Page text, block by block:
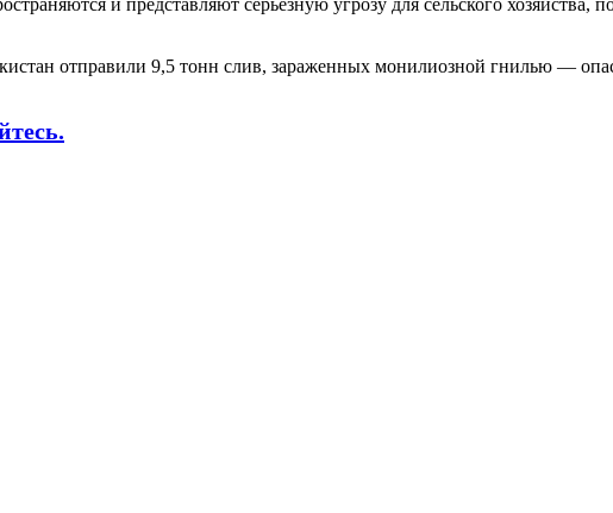
отправили 9,5 тонн слив, зараженных монилиозной гнилью —